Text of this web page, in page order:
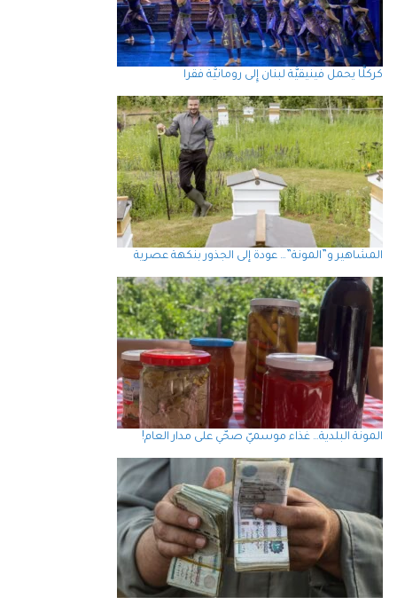
كركلَّا يحمل فينيقيَّة لبنان إِلى رومانيَّة فقرا
المشاهير و”المونة”… عودة إلى الجذور بنكهة عصرية
المونة البلدية… غذاء موسميّ صحّي على مدار العام!